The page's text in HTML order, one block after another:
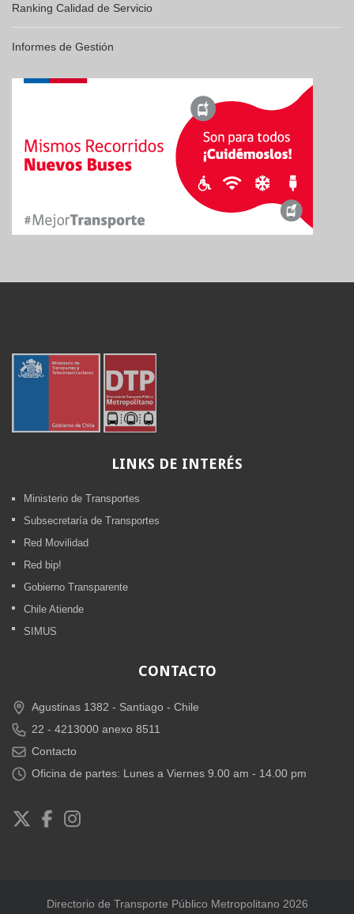
Ranking Calidad de Servicio
Informes de Gestión
LINKS DE INTERÉS
Ministerio de Transportes
Subsecretaría de Transportes
Red Movilidad
Red bip!
Gobierno Transparente
Chile Atiende
SIMUS
CONTACTO
Agustinas 1382 - Santiago - Chile
22 - 4213000 anexo 8511
Contacto
Oficina de partes: Lunes a Viernes 9.00 am - 14.00 pm
Directorio de Transporte Público Metropolitano 2026